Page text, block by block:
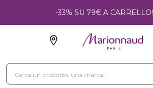
-33% SU 79€ A CARRELLO!